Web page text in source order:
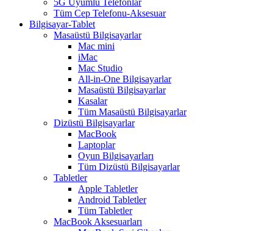
5G Uyumlu Telefonlar
Tüm Cep Telefonu-Aksesuar
Bilgisayar-Tablet
Masaüstü Bilgisayarlar
Mac mini
iMac
Mac Studio
All-in-One Bilgisayarlar
Masaüstü Bilgisayarlar
Kasalar
Tüm Masaüstü Bilgisayarlar
Dizüstü Bilgisayarlar
MacBook
Laptoplar
Oyun Bilgisayarları
Tüm Dizüstü Bilgisayarlar
Tabletler
Apple Tabletler
Android Tabletler
Tüm Tabletler
MacBook Aksesuarları